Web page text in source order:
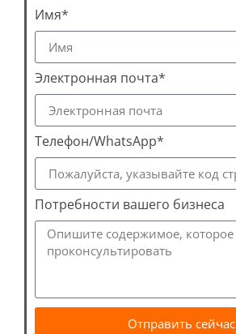
Имя*
Электронная почта*
Телефон/WhatsApp*
Потребности вашего бизнеса
Отправить сейчас